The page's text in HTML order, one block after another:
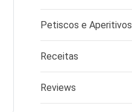
Petiscos e Aperitivos
Receitas
Reviews